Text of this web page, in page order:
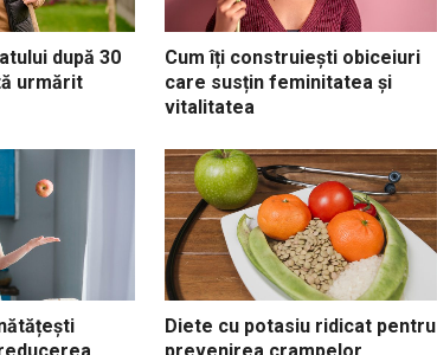
după 30
urmărit
Cum îți construiești obiceiuri
care susțin feminitatea și
vitalitatea
Diete cu potasiu ridicat pentru